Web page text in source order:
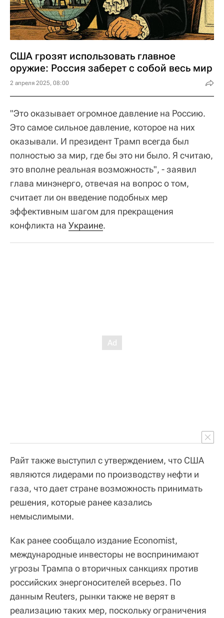
США грозят использовать главное
оружие: Россия заберет с собой весь мир
2 апреля 2025, 08:00
"Это оказывает огромное давление на Россию.
Это самое сильное давление, которое на них
оказывали. И президент Трамп всегда был
полностью за мир, где бы это ни было. Я считаю,
это вполне реальная возможность", - заявил
глава минэнерго, отвечая на вопрос о том,
считает ли он введение подобных мер
эффективным шагом для прекращения
конфликта на Украине.
Райт также выступил с утверждением, что США
являются лидерами по производству нефти и
газа, что дает стране возможность принимать
решения, которые ранее казались
немыслимыми.
Как ранее сообщало издание Economist,
международные инвесторы не воспринимают
угрозы Трампа о вторичных санкциях против
российских энергоносителей всерьез. По
данным Reuters, рынки также не верят в
реализацию таких мер, поскольку ограничения